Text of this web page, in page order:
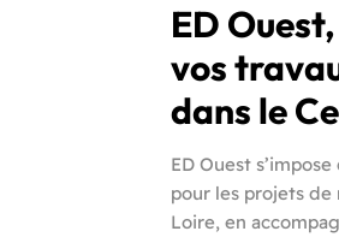
ED
vos
dans le
ED Ouest
pour les projets de
Loire, en